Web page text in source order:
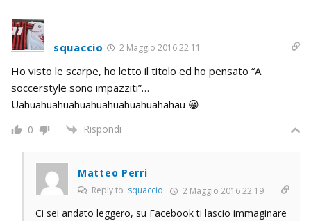
squaccio 2 Maggio 2016 22:11
Ho visto le scarpe, ho letto il titolo ed ho pensato “A
soccerstyle sono impazziti”…
Uahuahuahuahuahuahuahuahuahahau 😀
0 Rispondi
Matteo Perri
Reply to squaccio 2 Maggio 2016 22:19
Ci sei andato leggero, su Facebook ti lascio immaginare